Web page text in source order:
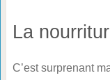
La
C’est surprenant